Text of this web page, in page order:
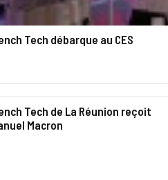
Tech débarque au CES
Tech de La Réunion reçoit
Macron